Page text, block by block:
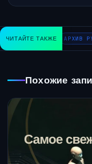
ЧИТАЙТЕ ТАКЖЕ АРХИВ
Похожие